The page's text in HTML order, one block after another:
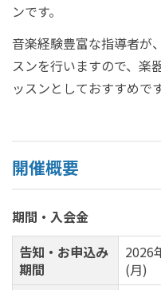
ンです。
音楽経験豊富な指導者が
スンを行いますので、楽
ッスンとしておすすめです
開催概要
期間・入会金
告知・お申込み
期間
2026
(月)